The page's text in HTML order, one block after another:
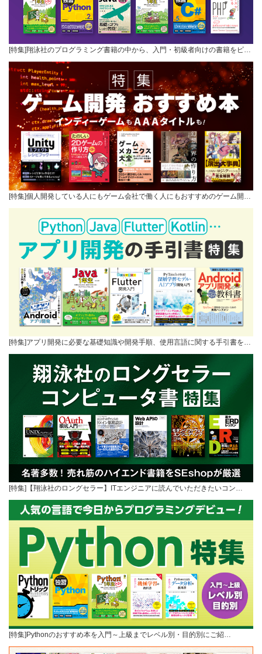
[特集]翔泳社のプログラミング書籍の中から、入門・初級者向けの書籍をピ…
[特集]個人開発している人にもゲーム会社で働く人にもおすすめのゲーム開…
[特集]アプリ開発に必要な基礎知識や開発手順、使用言語に関する手引書を…
[特集]【翔泳社のロングセラー】ITエンジニアに読んでいただきたいコン…
[特集]Pythonのおすすめ本を入門～上級までレベル別・目的別にご紹…